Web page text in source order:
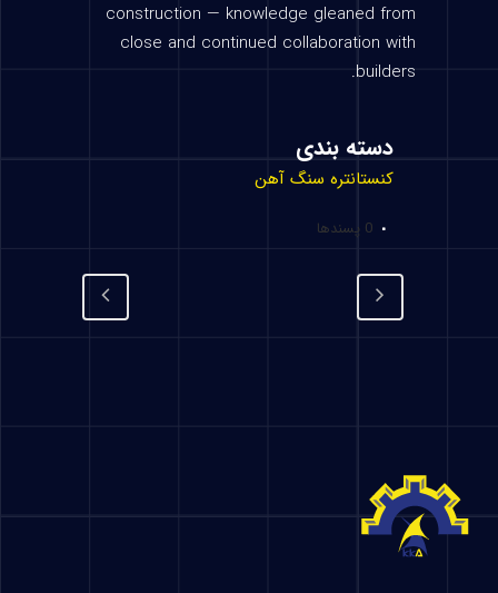
construction — knowledge gleaned from
close and continued collaboration with
builders.
دسته بندی
کنستانتره سنگ آهن
0 پسندها